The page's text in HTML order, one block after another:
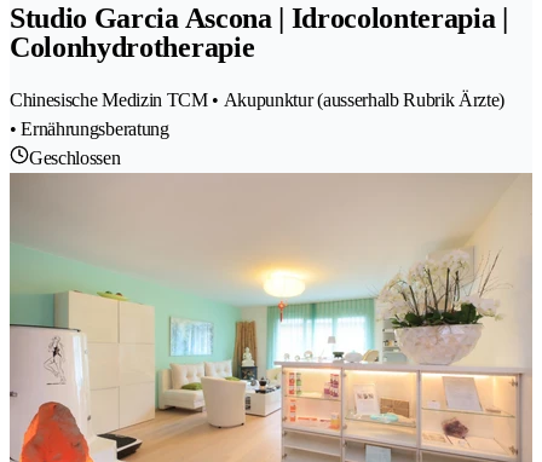
Studio Garcia Ascona | Idrocolonterapia |
Colonhydrotherapie
Chinesische Medizin TCM • Akupunktur (ausserhalb Rubrik Ärzte)
• Ernährungsberatung
Geschlossen